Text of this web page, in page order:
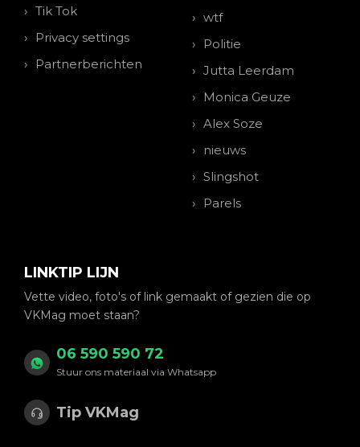
Tik Tok
Privacy settings
Partnerberichten
wtf
Politie
Jutta Leerdam
Monica Geuze
Alex Soze
nieuws
Slingshot
Parels
LINKTIP LIJN
Vette video, foto's of link gemaakt of gezien die op
VKMag moet staan?
06 590 590 72
Stuur ons materiaal via Whatsapp
Tip VKMag